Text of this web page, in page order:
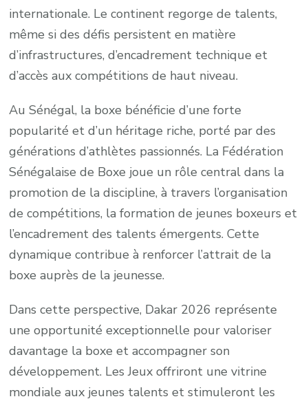
internationale. Le continent regorge de talents,
même si des défis persistent en matière
d’infrastructures, d’encadrement technique et
d’accès aux compétitions de haut niveau.
Au Sénégal, la boxe bénéficie d’une forte
popularité et d’un héritage riche, porté par des
générations d’athlètes passionnés. La Fédération
Sénégalaise de Boxe joue un rôle central dans la
promotion de la discipline, à travers l’organisation
de compétitions, la formation de jeunes boxeurs et
l’encadrement des talents émergents. Cette
dynamique contribue à renforcer l’attrait de la
boxe auprès de la jeunesse.
Dans cette perspective, Dakar 2026 représente
une opportunité exceptionnelle pour valoriser
davantage la boxe et accompagner son
développement. Les Jeux offriront une vitrine
mondiale aux jeunes talents et stimuleront les